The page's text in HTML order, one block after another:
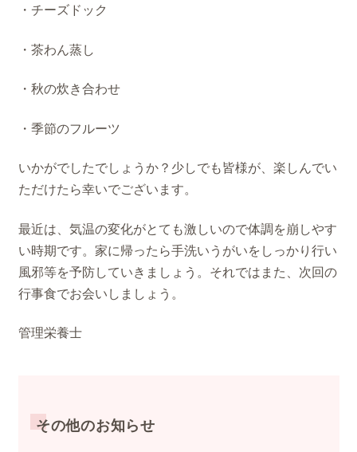
・チーズドック
・茶わん蒸し
・秋の炊き合わせ
・季節のフルーツ
いかがでしたでしょうか？少しでも皆様が、楽しんでい
ただけたら幸いでございます。
最近は、気温の変化がとても激しいので体調を崩しやす
い時期です。家に帰ったら手洗いうがいをしっかり行い
風邪等を予防していきましょう。それではまた、次回の
行事食でお会いしましょう。
管理栄養士
その他のお知らせ